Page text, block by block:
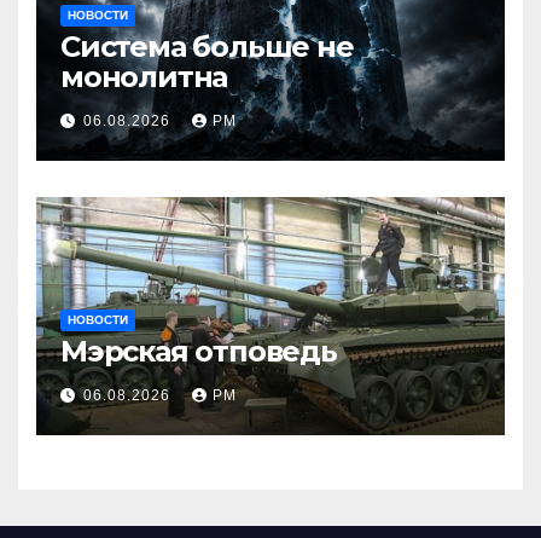
НОВОСТИ
Система больше не
монолитна
06.08.2026 РМ
НОВОСТИ
Мэрская отповедь
06.08.2026 РМ